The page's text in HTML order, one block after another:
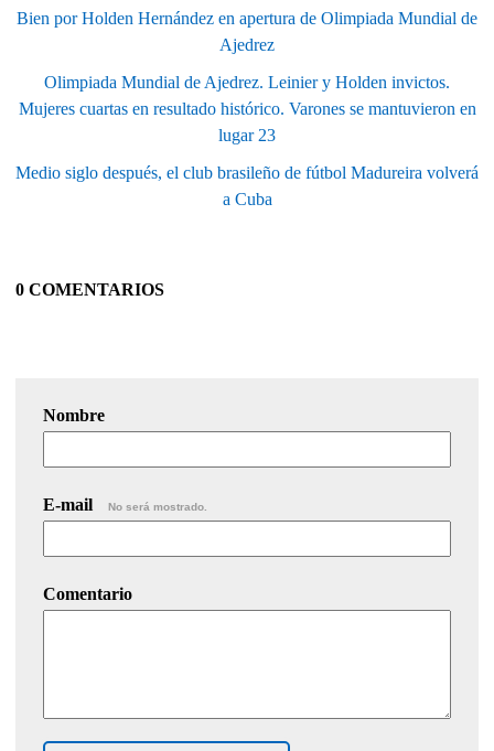
Bien por Holden Hernández en apertura de Olimpiada Mundial de
Ajedrez
Olimpiada Mundial de Ajedrez. Leinier y Holden invictos.
Mujeres cuartas en resultado histórico. Varones se mantuvieron en
lugar 23
Medio siglo después, el club brasileño de fútbol Madureira volverá
a Cuba
0 COMENTARIOS
Nombre
E-mail No será mostrado.
Comentario